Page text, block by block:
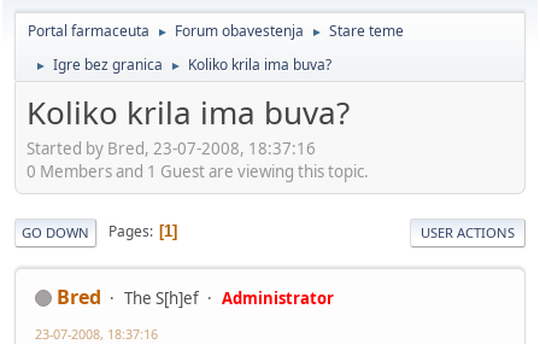
Portal farmaceuta ► Forum obavestenja ► Stare teme
► Igre bez granica ► Koliko krila ima buva?
Koliko krila ima buva?
Started by Bred, 23-07-2008, 18:37:16
0 Members and 1 Guest are viewing this topic.
GO DOWN Pages 1 USER ACTIONS
Bred The S[h]ef Administrator
23-07-2008, 18:37:16